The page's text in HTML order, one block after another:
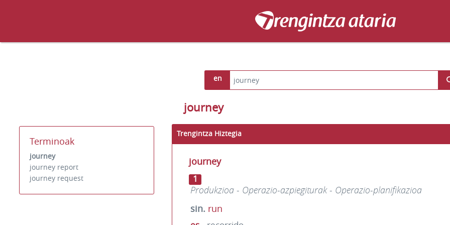
en
Terminoak
journey
journey report
journey request
journey
Trengintza Hiztegia
journey
1
Produkzioa - Operazio-azpiegiturak - Operazio-planifikazioa
sin. run